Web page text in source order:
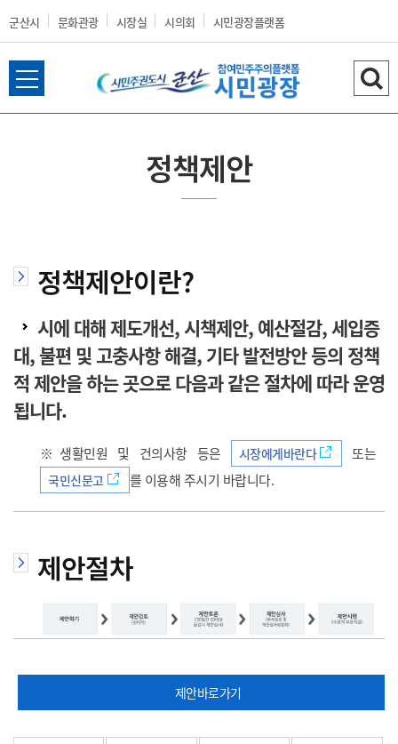
군산시 문화관광 시장실 시의회 시민광장플랫폼
군
시
홈
으
로
이
전
체
검
색
정책제안
정책제안이란?
시에 대해 제도개선, 시책제안, 예산절감, 세입증
대, 불편 및 고충사항 해결, 기타 발전방안 등의 정책
적 제안을 하는 곳으로 다음과 같은 절차에 따라 운영
됩니다.
※생활민원 및 건의사항 등은 시장에게바란다 또는
국민신문고 를 이용해 주시기 바랍니다.
제안절차
제안바로가기